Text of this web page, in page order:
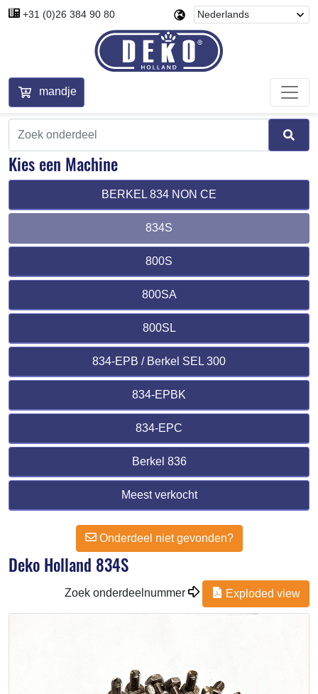
+31 (0)26 384 90 80
mandje
Kies een Machine
BERKEL 834 NON CE
834S
800S
800SA
800SL
834-EPB / Berkel SEL 300
834-EPBK
834-EPC
Berkel 836
Meest verkocht
Onderdeel niet gevonden?
Deko Holland 834S
Zoek onderdeelnummer Exploded view